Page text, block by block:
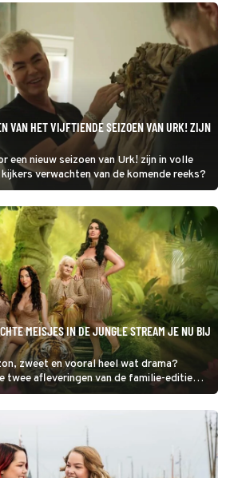
VAN HET VIJFTIENDE SEIZOEN VAN URK! ZIJN
een nieuw seizoen van Urk! zijn in volle
verwachten van de komende reeks?
MEISJES IN DE JUNGLE STREAM JE NU BIJ
zweet en vooral heel wat drama?
twee afleveringen van de familie-editie
bij Videoland.